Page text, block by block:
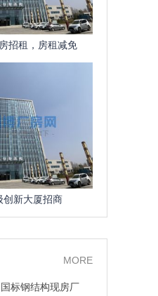
招租，房租减免
创新大厦招商
MORE
标钢结构现房厂